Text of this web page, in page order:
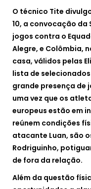
O técnico Tite
10, a convocação da
jogos contra o
Alegre, e Colômbia,
casa, válidos pelas
lista de
grande presença de
uma vez que os
europeus estão em
reúnem condições
atacante Luan, são
Rodriguinho,
de fora da relação.
Além da questão